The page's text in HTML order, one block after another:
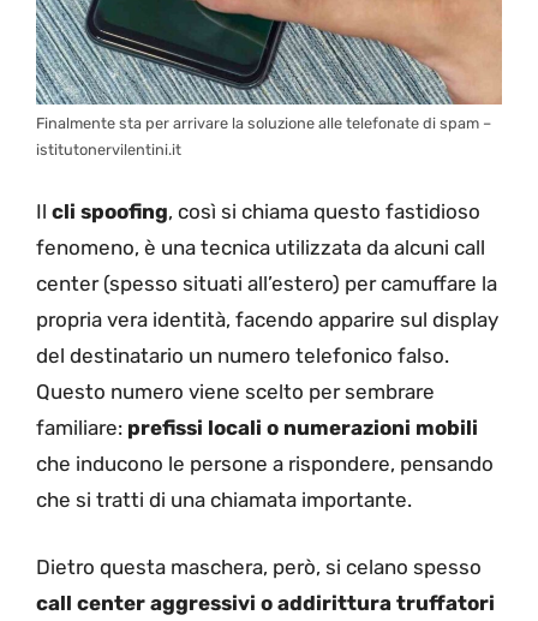
Finalmente sta per arrivare la soluzione alle telefonate di spam –
istitutonervilentini.it
Il cli spoofing, così si chiama questo fastidioso
fenomeno, è una tecnica utilizzata da alcuni call
center (spesso situati all’estero) per camuffare la
propria vera identità, facendo apparire sul display
del destinatario un numero telefonico falso.
Questo numero viene scelto per sembrare
familiare: prefissi locali o numerazioni mobili
che inducono le persone a rispondere, pensando
che si tratti di una chiamata importante.
Dietro questa maschera, però, si celano spesso
call center aggressivi o addirittura truffatori